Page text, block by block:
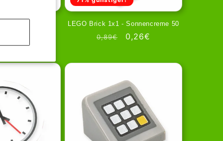
scontato
LEGO Brick 1x1 - Sonnencreme 50
Prezzo
listino
0,89€
Prezzo
0,26€